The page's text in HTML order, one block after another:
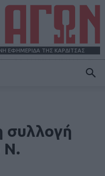
ΕΦΗΜΕΡΙΔΑ ΤΗΣ ΚΑΡΔΙΤΣΑΣ
συλλογή
Ν.